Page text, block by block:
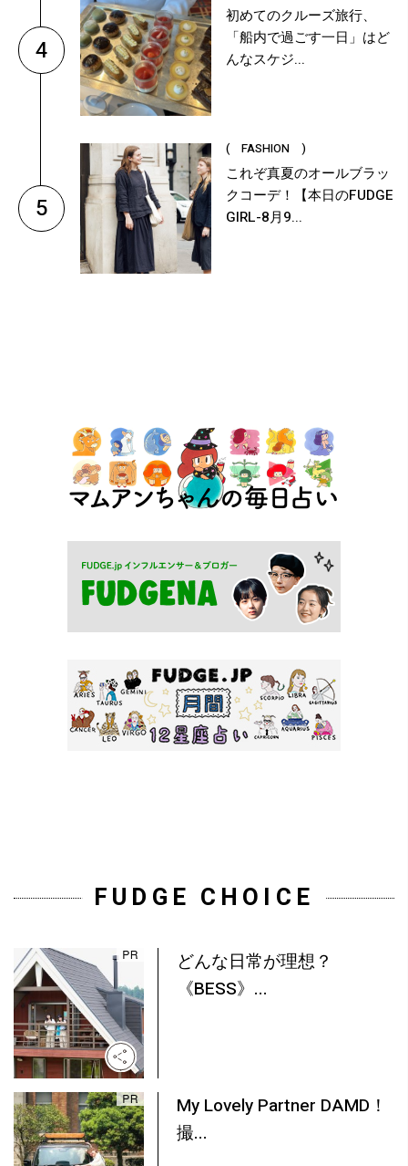
4
初めてのクルーズ旅行、
「船内で過ごす一日」はど
んなスケジ...
5
( FASHION )
これぞ真夏のオールブラッ
クコーデ！【本日のFUDGE
GIRL-8月9...
FUDGE CHOICE
どんな日常が理想？
《BESS》...
My Lovely Partner DAMD！
撮...